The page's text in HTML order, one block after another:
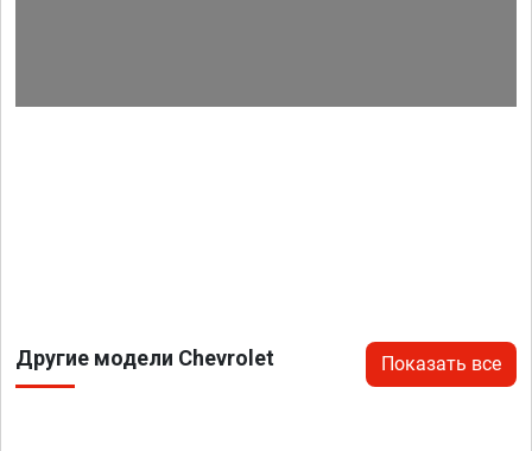
Другие модели Chevrolet Показать все